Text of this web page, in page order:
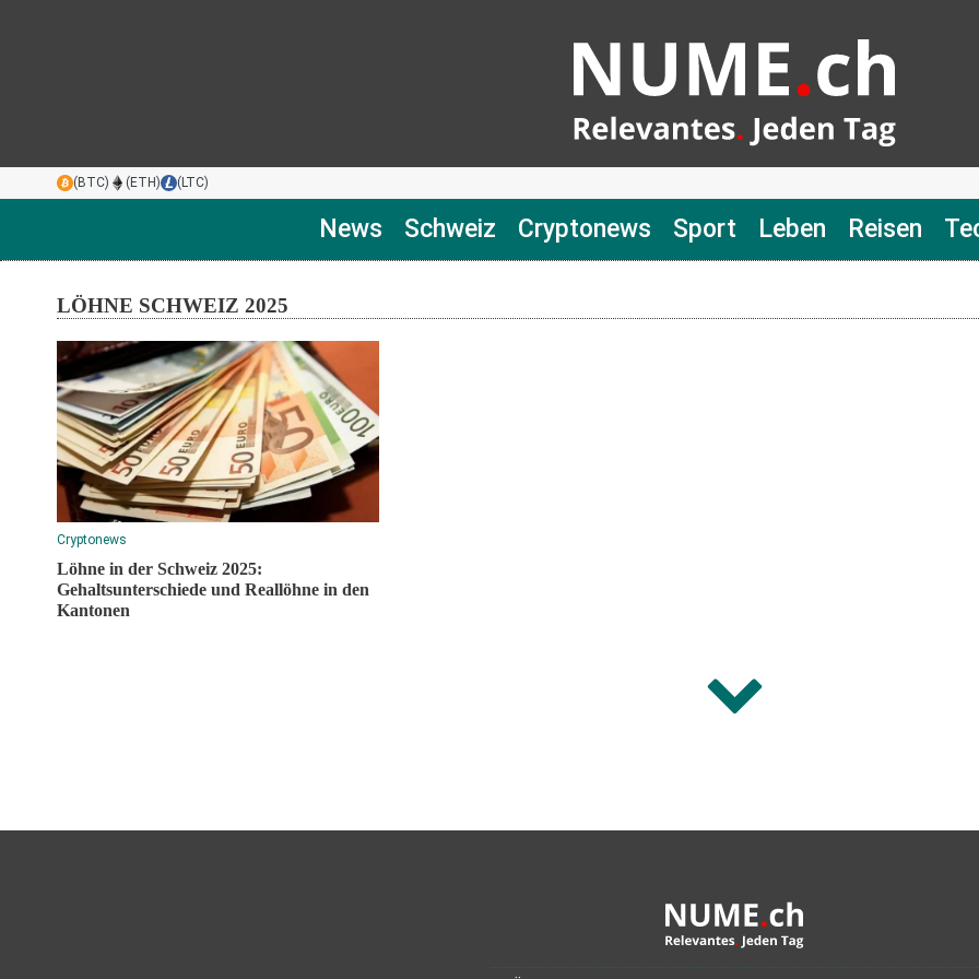
(BTC) (ETH) (LTC)
News Schweiz Cryptonews Sport Leben Reisen
LÖHNE SCHWEIZ 2025
Cryptonews
Löhne in der Schweiz 2025:
Gehaltsunterschiede und Reallöhne in den
Kantonen